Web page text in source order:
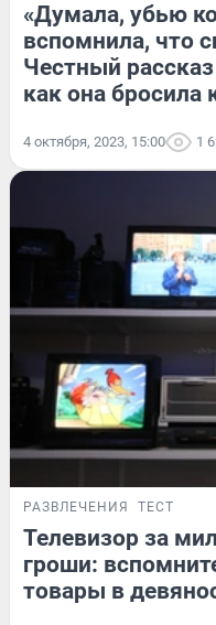
«Думала, убью
вспомнила, что
Честный
как она бросила
4 октября, 2023, 15:00 1
РАЗВЛЕЧЕНИЯ ТЕСТ
Телевизор за
гроши:
товары в